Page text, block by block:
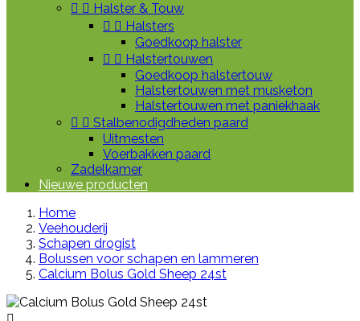
  Halster & Touw
  Halsters
Goedkoop halster
  Halstertouwen
Goedkoop halstertouw
Halstertouwen met musketon
Halstertouwen met paniekhaak
  Stalbenodigdheden paard
Uitmesten
Voerbakken paard
Zadelkamer
Nieuwe producten
Home
Veehouderij
Schapen drogist
Bolussen voor schapen en lammeren
Calcium Bolus Gold Sheep 24st